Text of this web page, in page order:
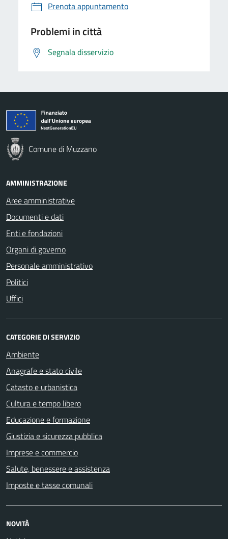
Prenota appuntamento
Problemi in città
Segnala disservizio
Comune di Muzzano
AMMINISTRAZIONE
Aree amministrative
Documenti e dati
Enti e fondazioni
Organi di governo
Personale amministrativo
Politici
Uffici
CATEGORIE DI SERVIZIO
Ambiente
Anagrafe e stato civile
Catasto e urbanistica
Cultura e tempo libero
Educazione e formazione
Giustizia e sicurezza pubblica
Imprese e commercio
Salute, benessere e assistenza
Imposte e tasse comunali
NOVITÀ